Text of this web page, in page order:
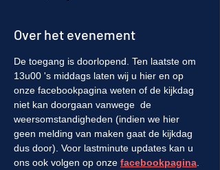
Over het evenement
De toegang is doorlopend. Ten laatste om
13u00 's middags laten wij u hier en op
onze facebookpagina weten of de kijkdag
niet kan doorgaan vanwege  de
weersomstandigheden (indien we hier
geen melding van maken gaat de kijkdag
dus door). Voor lastminute updates kan u
ons ook volgen op onze facebookpagina